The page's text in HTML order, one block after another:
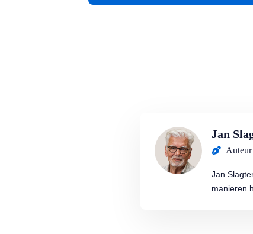
Jan
Auteur
Jan
manieren